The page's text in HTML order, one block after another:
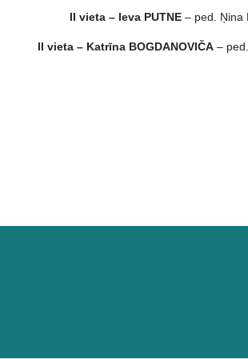
II vieta – Ieva PUTNE – ped. Ņina
II vieta – Katrīna BOGDANOVIČA –